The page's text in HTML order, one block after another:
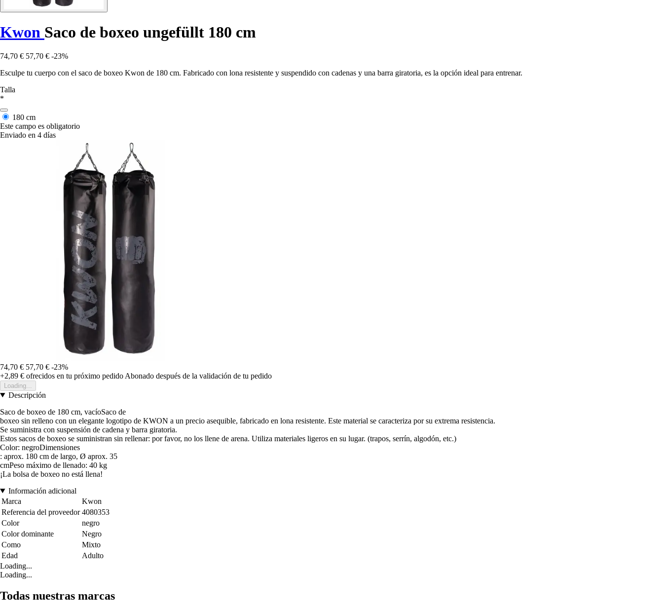
Kwon Saco de boxeo ungefüllt 180 cm
74,70 € 57,70 € -23%
Esculpe tu cuerpo con el saco de boxeo Kwon de 180 cm. Fabricado con lona resistente y suspendido con cadenas y una barra giratoria, es la opción ideal para entrenar.
Talla
*
180 cm
Este campo es obligatorio
Enviado en 4 días
74,70 € 57,70 € -23%
+2,89 € ofrecidos en tu próximo pedido Abonado después de la validación de tu pedido
Loading...
Descripción
Saco de boxeo de 180 cm, vacíoSaco de
boxeo sin relleno con un elegante logotipo de KWON a un precio asequible, fabricado en lona resistente. Este material se caracteriza por su extrema resistencia.
Se suministra con suspensión de cadena y barra giratoria.
Estos sacos de boxeo se suministran sin rellenar: por favor, no los llene de arena. Utiliza materiales ligeros en su lugar. (trapos, serrín, algodón, etc.)
Color: negroDimensiones
: aprox. 180 cm de largo, Ø aprox. 35
cmPeso máximo de llenado: 40 kg
¡La bolsa de boxeo no está llena!
Información adicional
Marca
Kwon
Referencia del proveedor 4080353
Color
negro
Color dominante
Negro
Como
Mixto
Edad
Adulto
Loading...
Loading...
Todas nuestras marcas